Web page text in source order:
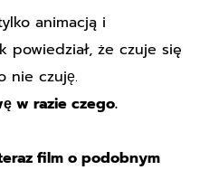
animacją i
powiedział, że czuje się
nie czuję.
w razie czego.
film o podobnym